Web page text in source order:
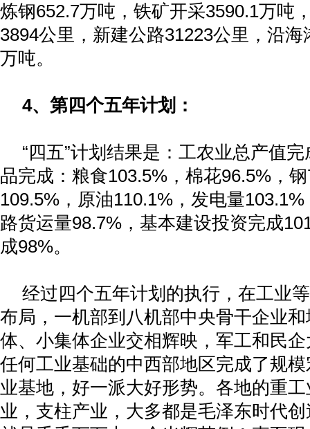
炼钢652.7万吨，铁矿开采3590.1万吨
3894公里，新建公路31223公里，沿海
万吨。
4、第四个五年计划：
“四五”计划结果是：工农业总产值完
品完成：粮食103.5% ，棉花96.5% ，钢
109.5% ，原油110.1% ，发电量103.1%
路货运量98.7% ，基本建设投资完成
成98%。
经过四个五年计划的执行，在工业
布局，一机部到八机部中央骨干企业
体、小集体企业交相辉映，军工和民
任何工业基础的中西部地区完成了规
业基地，好一派大好形势。各地的重
业，支柱产业，大多都是毛泽东时代